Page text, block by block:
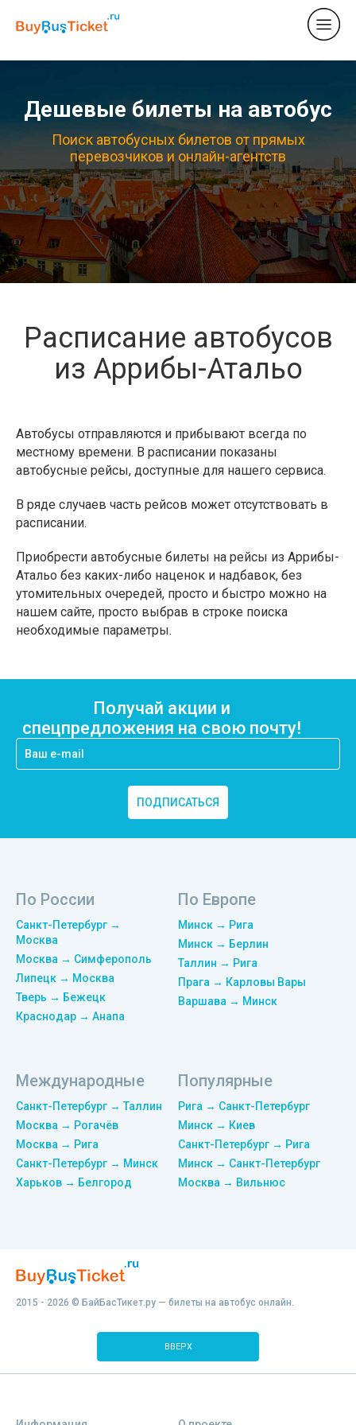
Дешевые билеты на автобус
Поиск автобусных билетов от прямых
перевозчиков и онлайн-агентств
Расписание автобусов
из Аррибы-Атальо
Автобусы отправляются и прибывают всегда по
местному времени. В расписании показаны
автобусные рейсы, доступные для нашего сервиса.
В ряде случаев часть рейсов может отсутствовать в
расписании.
Приобрести автобусные билеты на рейсы из Аррибы-
Атальо без каких-либо наценок и надбавок, без
утомительных очередей, просто и быстро можно на
нашем сайте, просто выбрав в строке поиска
необходимые параметры.
Получай акции и
спецпредложения на свою почту!
ПОДПИСАТЬСЯ
По России
Санкт-Петербург →
Москва
Москва → Симферополь
Липецк → Москва
Тверь → Бежецк
Краснодар → Анапа
По Европе
Минск → Рига
Минск → Берлин
Таллин → Рига
Прага → Карловы Вары
Варшава → Минск
Международные
Санкт-Петербург → Таллин
Москва → Рогачёв
Москва → Рига
Санкт-Петербург → Минск
Харьков → Белгород
Популярные
Рига → Санкт-Петербург
Минск → Киев
Санкт-Петербург → Рига
Минск → Санкт-Петербург
Москва → Вильнюс
2015 - 2026 © БайБасТикет.ру — билеты на автобус онлайн.
ВВЕРХ